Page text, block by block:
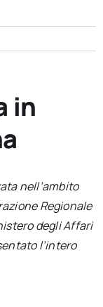
in
nell’ambito
Regionale
degli Affari
l’intero